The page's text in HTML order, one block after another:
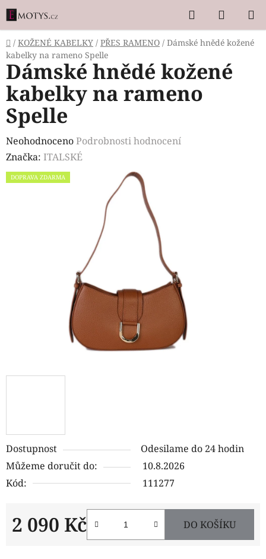
Přejít
na
obsah
Hledat
KOŠÍK
Domů
/ KOŽENÉ KABELKY / PŘES RAMENO / Dámské hnědé kožené
kabelky na rameno Spelle
Dostupnost
Odesilame do 24 hodin
Můžeme doručit do:
10.8.2026
Kód:
111277
2 090 Kč DO KOŠÍKU
Dámské hnědé kožené
kabelky na rameno
Spelle
Průměrné
hodnocení
produktu
NeohodnocenoPodrobnosti hodnocení
Značka: ITALSKÉ
DOPRAVA ZDARMA